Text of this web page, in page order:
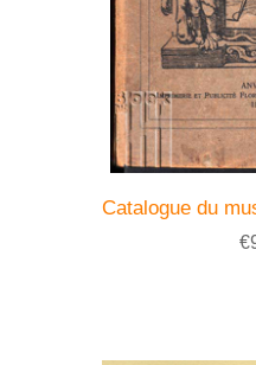
Catalogue du